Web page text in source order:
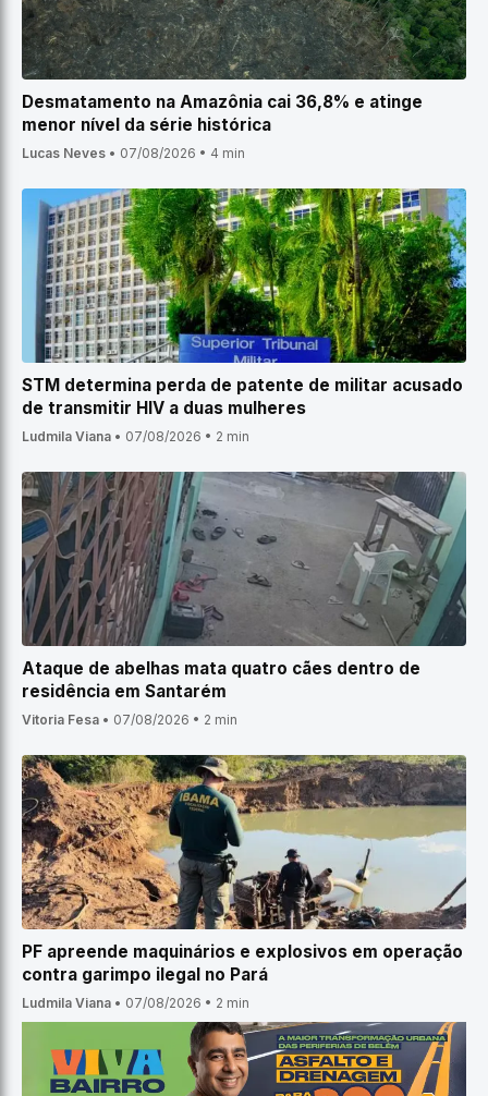
Desmatamento na Amazônia cai 36,8% e atinge
menor nível da série histórica
Lucas Neves • 07/08/2026 • 4 min
STM determina perda de patente de militar acusado
de transmitir HIV a duas mulheres
Ludmila Viana • 07/08/2026 • 2 min
Ataque de abelhas mata quatro cães dentro de
residência em Santarém
Vitoria Fesa • 07/08/2026 • 2 min
PF apreende maquinários e explosivos em operação
contra garimpo ilegal no Pará
Ludmila Viana • 07/08/2026 • 2 min